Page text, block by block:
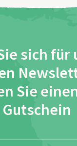
sich für
Sie
Gutschein